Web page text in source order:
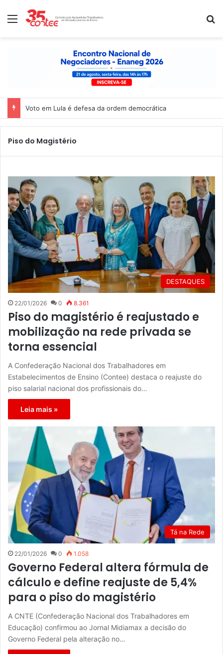
Menu
Nota de solidariedade ao povo venezuelano
Piso do Magistério
DESTAQUES
22/01/2026 0 8.361
Piso do magistério é reajustado e
mobilização na rede privada se
torna essencial
A Confederação Nacional dos Trabalhadores em
Estabelecimentos de Ensino (Contee) destaca o reajuste do
piso salarial nacional dos profissionais do…
Leia mais »
Tá na Rede
22/01/2026 0 1.058
Governo Federal altera fórmula de
cálculo e define reajuste de 5,4%
para o piso do magistério
A CNTE (Confederação Nacional dos Trabalhadores em
Educação) confirmou ao Jornal Midiamax a decisão do
Governo Federal pela alteração no…